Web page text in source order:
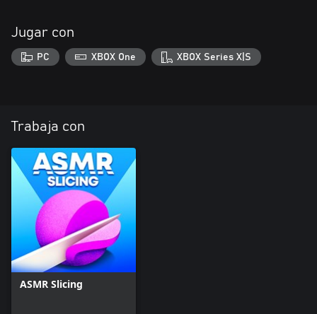
Jugar con
PC XBOX One XBOX Series X|S
Trabaja con
ASMR Slicing